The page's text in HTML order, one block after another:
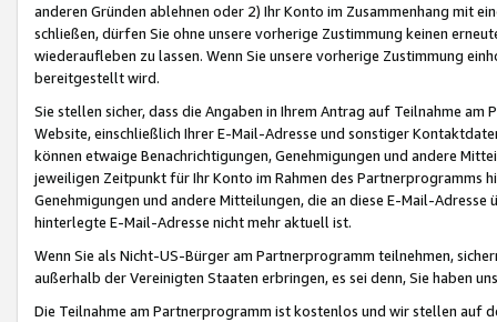
anderen Gründen ablehnen oder 2) Ihr Konto im Zusammenhang mit
schließen, dürfen Sie ohne unsere vorherige Zustimmung keinen
wiederaufleben zu lassen. Wenn Sie unsere vorherige Zustimmung
bereitgestellt wird.
Sie stellen sicher, dass die Angaben in Ihrem Antrag auf Teilnahme
Website, einschließlich Ihrer E-Mail-Adresse und sonstiger
können etwaige Benachrichtigungen, Genehmigungen und andere
jeweiligen Zeitpunkt für Ihr Konto im Rahmen des Partnerprogramms
Genehmigungen und andere Mitteilungen, die an diese E-Mail-
hinterlegte E-Mail-Adresse nicht mehr aktuell ist.
Wenn Sie als Nicht-US-Bürger am Partnerprogramm teilnehmen,
außerhalb der Vereinigten Staaten erbringen, es sei denn, Sie haben
Die Teilnahme am Partnerprogramm ist kostenlos und wir stellen auf